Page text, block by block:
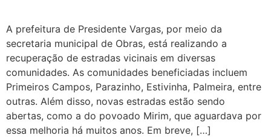
A prefeitura de Presidente Vargas, por meio da
secretaria municipal de Obras, está realizando a
recuperação de estradas vicinais em diversas
comunidades. As comunidades beneficiadas incluem
Primeiros Campos, Parazinho, Estivinha, Palmeira, entre
outras. Além disso, novas estradas estão sendo
abertas, como a do povoado Mirim, que aguardava por
essa melhoria há muitos anos. Em breve, […]